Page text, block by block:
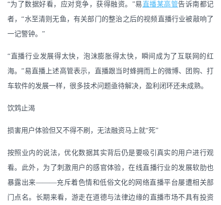
“为了数据好看，应对竞争，获得融资。”易 直播某高管告诉南都记
者，“水至清则无鱼，有关部门的整治之后的视频直播行业被敲响了
一记警钟。”
“直播行业发展得太快，泡沫膨胀得太快，瞬间成为了互联网的红
海。”易直播上述高管表示，直播跟当时蜂拥而上的微博、团购、打
车软件的发展一样，很多技术问题亟待解决，盈利闭环还未成熟。
饮鸩止渴
损害用户体验但又不得不刷，无法融资马上就“死”
按照业内的说法，优化数据其实背后仍是要吸引真实的用户进行观
看。此外，为了刺激用户的感官体验，在线直播行业的发展软肋也
暴露出来———充斥着色情和低俗文化的网络直播平台屡遭相关部
门点名。长期来看，游走在道德与法律边缘的直播市场不具有投资